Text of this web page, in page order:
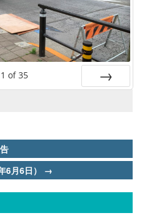
1 of 35
6月6日） →